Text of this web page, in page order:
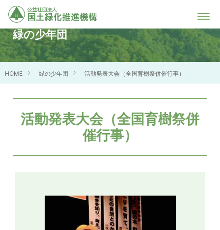
緑の少年団
HOME 緑の少年団 活動発表大会（全国育樹祭併催行事）
活動発表大会（全国育樹祭併
催行事）